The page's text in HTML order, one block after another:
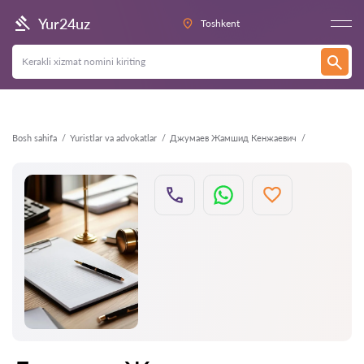
Yur24uz Toshkent
Bosh sahifa Yuristlar va advokatlar Джумаев Жамшид Кенжаевич
Orqaga